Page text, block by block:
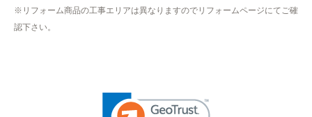
※リフォーム商品の工事エリアは異なりますのでリフォームページにてご確
認下さい。